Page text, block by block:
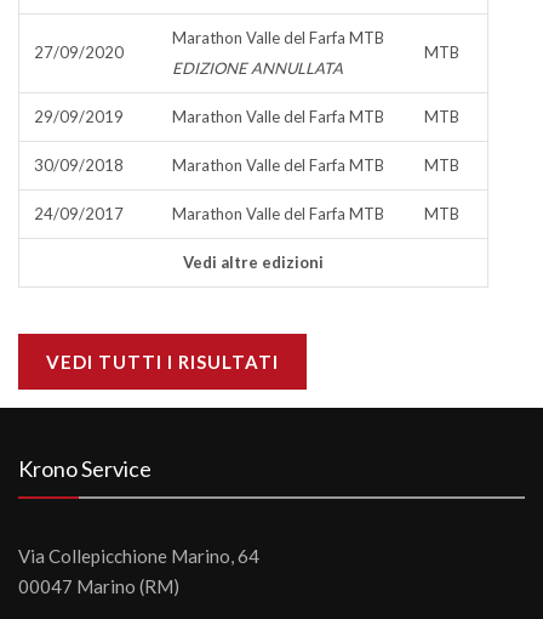
27/09/2020
Marathon Valle del Farfa MTB
EDIZIONE ANNULLATA
MTB
29/09/2019 Marathon Valle del Farfa MTB MTB
30/09/2018 Marathon Valle del Farfa MTB MTB
24/09/2017 Marathon Valle del Farfa MTB MTB
Vedi altre edizioni
VEDI TUTTI I RISULTATI
Krono Service
Via Collepicchione Marino, 64
00047 Marino (RM)